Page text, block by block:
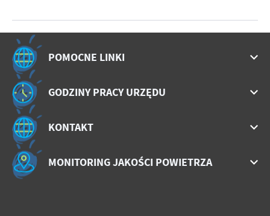
POMOCNE LINKI
GODZINY PRACY URZĘDU
KONTAKT
MONITORING JAKOŚCI POWIETRZA